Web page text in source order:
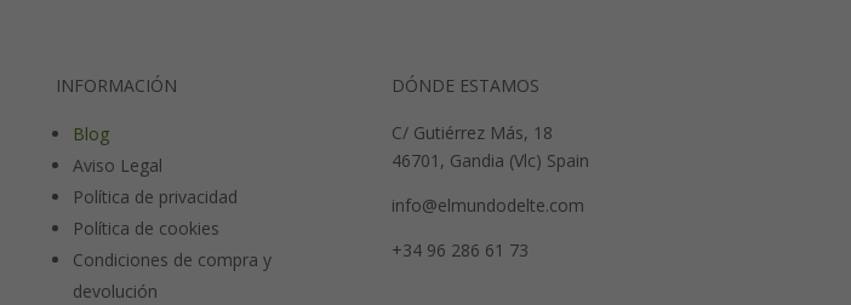
INFORMACIÓN
Blog
Aviso Legal
Política de privacidad
Política de cookies
Condiciones de compra y
devolución
DÓNDE ESTAMOS
C/ Gutiérrez Más, 18
46701, Gandia (Vlc) Spain
info@elmundodelte.com
+34 96 286 61 73